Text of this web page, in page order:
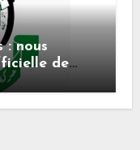
: nous
de
de